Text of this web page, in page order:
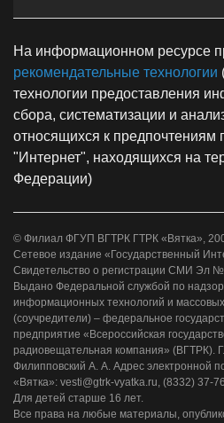
На информационном ресурсе
рекомендательные технологии
технологии предоставления
сбора, систематизации и
относящихся к предпочтениям
"Интернет", находящихся на
Федерации)
© Филиал ФГУП ВГТРК ГТРК «Вятка»,
Сетевое издание «Государственный
Свидетельство о регистрации СМИ Эл
Выдано Федеральной службой по
информационных технологий и
(соучредители) – федеральное
предприятие «Всероссийская
радиовещательная компания» (ВГТРК).
Филипповский А. А. Адрес электронной
«Вятка»: vesti@gtrk-vyatka.ru, (8332) 37-
Для детей старше 16 лет.
Все права на любые материалы,